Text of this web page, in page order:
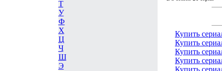
Т
У
Ф
Х
Ц
Ч
Ш
Э
Купить
Купить
Купить
Купить
Купить